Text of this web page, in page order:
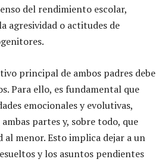
del rendimiento escolar,
agresividad o actitudes de
principal de ambos padres debe
Para ello, es fundamental que
emocionales y evolutivas,
partes y, sobre todo, que
menor. Esto implica dejar a un
y los asuntos pendientes